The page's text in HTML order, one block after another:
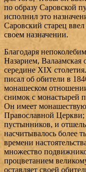
по образу Саровской
исполнил это
Саровский старец
своем назначении.
Благодаря
Назарием, Валаамская
середине XIX
писал об обители в
монашеском
снимок с монастырей
Он имеет
Православной
пустынников, и
насчитывалось более
времени
множество
процветанием
оставляет своей